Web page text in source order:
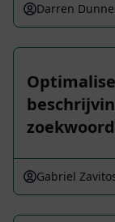
Darren
Gabriel